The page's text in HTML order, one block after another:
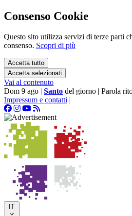
Consenso Cookie
Questo sito utilizza servizi di terze parti
consenso. Scopri di più
Accetta tutto
Accetta selezionati
Vai al contenuto
Dom 9 ago | Santo del giorno | Parola
Impressum e contatti |
IT